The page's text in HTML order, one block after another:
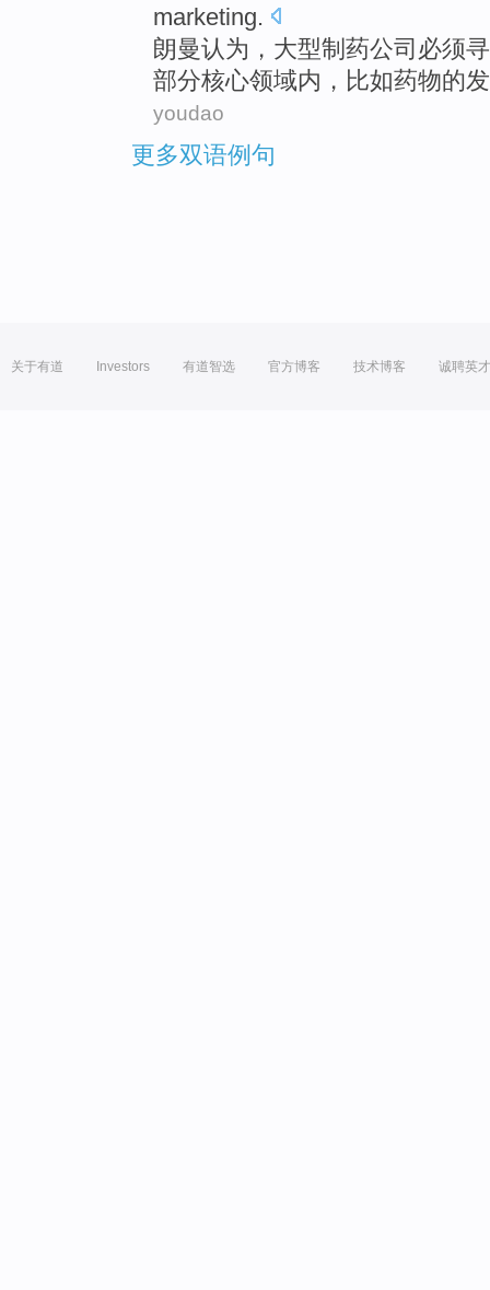
marketing.
朗曼认为， 大型制药公司 必须
部分核心领域内 ， 比如药物的
youdao
更多双语例句
关于有道 Investors 有道智选 官方博客 技术博客 诚聘英才